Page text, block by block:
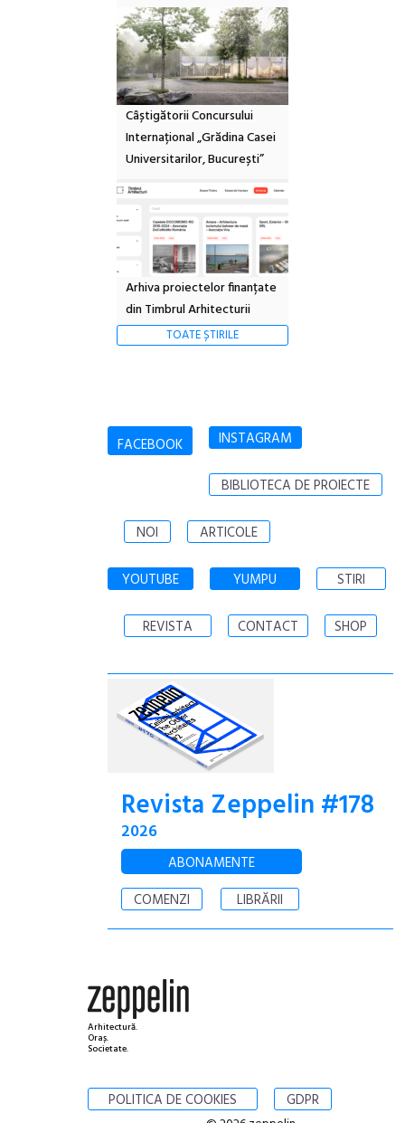
Câștigătorii Concursului
Internațional „Grădina Casei
Universitarilor, București”
Arhiva proiectelor finanțate
din Timbrul Arhitecturii
TOATE ȘTIRILE
FACEBOOK INSTAGRAM
BIBLIOTECA DE PROIECTE
NOI ARTICOLE
YOUTUBE YUMPU STIRI
REVISTA CONTACT SHOP
Revista Zeppelin #178
2026
ABONAMENTE
COMENZI
LIBRĂRII
Arhitectură.
Oraș.
Societate.
POLITICA DE COOKIES GDPR